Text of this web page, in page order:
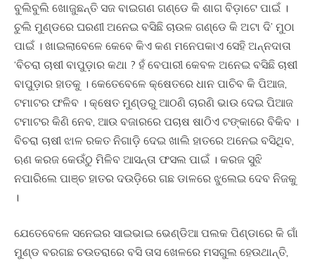
ବୁଲିବୁଲି ଖୋଜୁଛନ୍ତି ସଜ ବାଇଗଣ ଗଣ୍ଡେ କି ଶାଗ ବିଡ଼ାଟେ ପାଇଁ ।
ଚୁଲି ମୁଣ୍ଡରେ ଘରଣୀ ଅନେଇ ବସିଛି ଚାଉଳ ଗଣ୍ଡେ କି ଅଟା ଦି’ ମୁଠା
ପାଇଁ । ଖାଇଲାବେଳେ କେବେ କିଏ କଣ ମନେପକାଏ ସେହି ଅନ୍ନଦାତା
‘ବିଚରା ଚାଷୀ ବାପୁଡ଼ାର କଥା ? ହଁ ବେପାରୀ କେବଳ ଅନେଇ ବସିଛି ଚାଷୀ
ବାପୁଡ଼ାର ହାତକୁ । କେତେବେଳେ କ୍ଷେତରେ ଧାନ ପାଚିବ କି ପିଆଜ,
ଟମାଟର ଫଳିବ । କ୍ଷେତ ମୁଣ୍ଡରୁ ଆଠଣି ଚାରଣି ଭାଉ ଦେଇ ପିଆଜ
ଟମାଟର କିଣି ନେବ, ଆଉ ବଜାରରେ ପଚାଷ ଷାଠିଏ ଟଙ୍କାରେ ବିକିବ ।
ବିଚରା ଚାଷୀ ଝାଳ ରକତ ନିଗାଡ଼ି ଦେଇ ଖାଲି ହାତରେ ଅନେଇ ବସିଥିବ,
ଋଣ କରଜ କେଉଁଠୁ ମିଳିବ ଆସନ୍ତା ଫସଲ ପାଇଁ । କରଜ ସୁଝି
ନପାରିଲେ ପାଞ୍ଚ ହାତର ଦଉଡ଼ିରେ ଗଛ ଡାଳରେ ଝୁଲେଇ ଦେବ ନିଜକୁ
।
ଯେତେବେଳେ ସନେଇର ସାଇଭାଇ ଭେଣ୍ଡିଆ ପଲକ ପିଣ୍ଡାରେ କି ଗାଁ
ମୁଣ୍ଡ ବରଗଛ ଚଉତରାରେ ବସି ତାସ ଖେଳରେ ମସଗୁଲ ହେଉଥାନ୍ତି,